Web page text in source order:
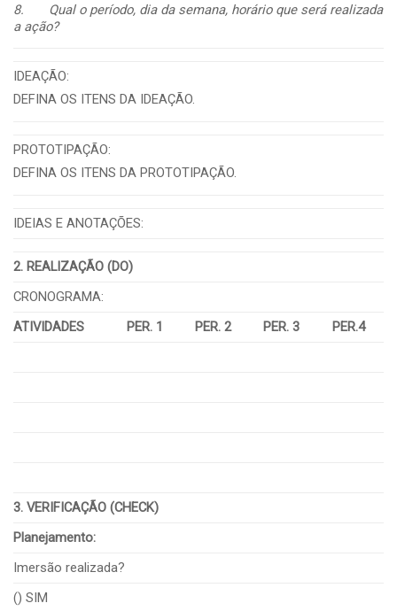
8. Qual o período, dia da semana, horário que será realizada
a ação?
IDEAÇÃO:
DEFINA OS ITENS DA IDEAÇÃO.
PROTOTIPAÇÃO:
DEFINA OS ITENS DA PROTOTIPAÇÃO.
IDEIAS E ANOTAÇÕES:
2. REALIZAÇÃO (DO)
CRONOGRAMA:
ATIVIDADES
PER. 1 PER. 2 PER. 3 PER.4
3. VERIFICAÇÃO (CHECK)
Planejamento:
Imersão realizada?
() SIM